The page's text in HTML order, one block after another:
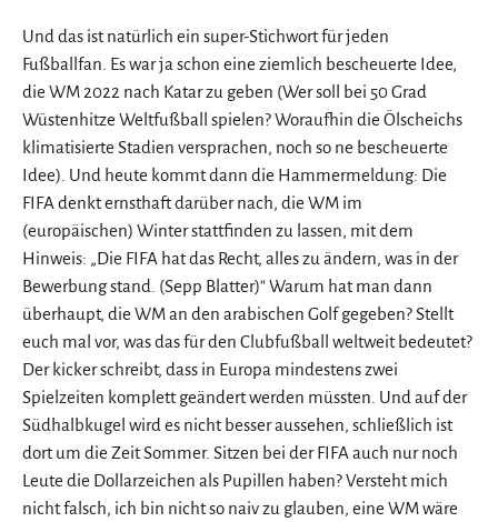
Und das ist natürlich ein super-Stichwort für jeden
Fußballfan. Es war ja schon eine ziemlich bescheuerte Idee,
die WM 2022 nach Katar zu geben (Wer soll bei 50 Grad
Wüstenhitze Weltfußball spielen? Woraufhin die Ölscheichs
klimatisierte Stadien versprachen, noch so ne bescheuerte
Idee). Und heute kommt dann die Hammermeldung: Die
FIFA denkt ernsthaft darüber nach, die WM im
(europäischen) Winter stattfinden zu lassen, mit dem
Hinweis: „Die FIFA hat das Recht, alles zu ändern, was in der
Bewerbung stand. (Sepp Blatter)“ Warum hat man dann
überhaupt, die WM an den arabischen Golf gegeben? Stellt
euch mal vor, was das für den Clubfußball weltweit bedeutet?
Der kicker schreibt, dass in Europa mindestens zwei
Spielzeiten komplett geändert werden müssten. Und auf der
Südhalbkugel wird es nicht besser aussehen, schließlich ist
dort um die Zeit Sommer. Sitzen bei der FIFA auch nur noch
Leute die Dollarzeichen als Pupillen haben? Versteht mich
nicht falsch, ich bin nicht so naiv zu glauben, eine WM wäre